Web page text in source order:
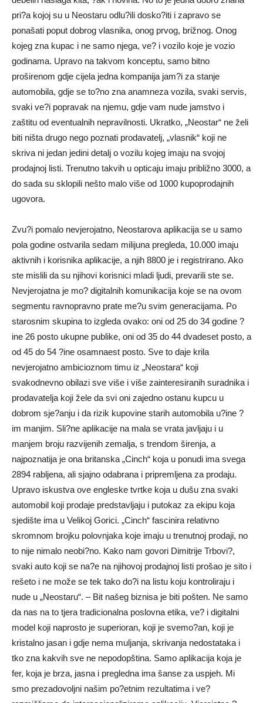
pri?a kojoj su u Neostaru odlu?ili dosko?iti i zapravo se
ponašati poput dobrog vlasnika, onog prvog, brižnog. Onog
kojeg zna kupac i ne samo njega, ve? i vozilo koje je vozio
godinama. Upravo na takvom konceptu, samo bitno
proširenom gdje cijela jedna kompanija jam?i za stanje
automobila, gdje se to?no zna anamneza vozila, svaki servis,
svaki ve?i popravak na njemu, gdje vam nude jamstvo i
zaštitu od eventualnih nepravilnosti. Ukratko, „Neostar“ ne želi
biti ništa drugo nego poznati prodavatelj, „vlasnik“ koji ne
skriva ni jedan jedini detalj o vozilu kojeg imaju na svojoj
prodajnoj listi. Trenutno takvih u opticaju imaju približno 3000, a
do sada su sklopili nešto malo više od 1000 kupoprodajnih
ugovora.
Zvu?i pomalo nevjerojatno, Neostarova aplikacija se u samo
pola godine ostvarila sedam milijuna pregleda, 10.000 imaju
aktivnih i korisnika aplikacije, a njih 8800 je i registrirano. Ako
ste mislili da su njihovi korisnici mladi ljudi, prevarili ste se.
Nevjerojatna je mo? digitalnih komunikacija koje se na ovom
segmentu ravnopravno prate me?u svim generacijama. Po
starosnim skupina to izgleda ovako: oni od 25 do 34 godine ?
ine 26 posto ukupne publike, oni od 35 do 44 dvadeset posto, a
od 45 do 54 ?ine osamnaest posto. Sve to daje krila
nevjerojatno ambicioznom timu iz „Neostara“ koji
svakodnevno obilazi sve više i više zainteresiranih suradnika i
prodavatelja koji žele da svi oni zajedno ostanu kupcu u
dobrom sje?anju i da rizik kupovine starih automobila u?ine ?
im manjim. Sli?ne aplikacije na mala se vrata javljaju i u
manjem broju razvijenih zemalja, s trendom širenja, a
najpoznatija je ona britanska „Cinch“ koja u ponudi ima svega
2894 rabljena, ali sjajno odabrana i pripremljena za prodaju.
Upravo iskustva ove engleske tvrtke koja u dušu zna svaki
automobil koji prodaje predstavljaju i putokaz za ekipu koja
sjedište ima u Velikoj Gorici. „Cinch“ fascinira relativno
skromnom brojku polovnjaka koje imaju u trenutnoj prodaji, no
to nije nimalo neobi?no. Kako nam govori Dimitrije Trbovi?,
svaki auto koji se na?e na njihovoj prodajnoj listi prošao je sito i
rešeto i ne može se tek tako do?i na listu koju kontroliraju i
nude u „Neostaru“. – Bit našeg biznisa je biti pošten. Ne samo
da nas na to tjera tradicionalna poslovna etika, ve? i digitalni
model koji naprosto je superioran, koji je svemo?an, koji je
kristalno jasan i gdje nema muljanja, skrivanja nedostataka i
tko zna kakvih sve ne nepodopština. Samo aplikacija koja je
fer, koja je brza, jasna i pregledna ima šanse za uspjeh. Mi
smo prezadovoljni našim po?etnim rezultatima i ve?